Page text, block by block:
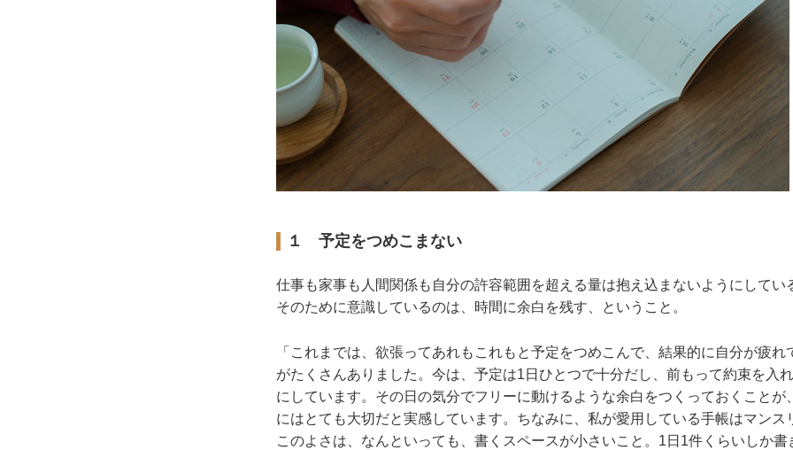
１ 予定をつめこまない
仕事も家事も人間関係も自分の許容範囲を超える量は抱え込まないようにしてい
そのために意識しているのは、時間に余白を残す、ということ。
「これまでは、欲張ってあれもこれもと予定をつめこんで、結果的に自分が疲れ
がたくさんありました。今は、予定は1日ひとつで十分だし、前もって約束を入
にしています。その日の気分でフリーに動けるような余白をつくっておくことが
にはとても大切だと実感しています。ちなみに、私が愛用している手帳はマンス
このよさは、なんといっても、書くスペースが小さいこと。1日1件くらいしか書